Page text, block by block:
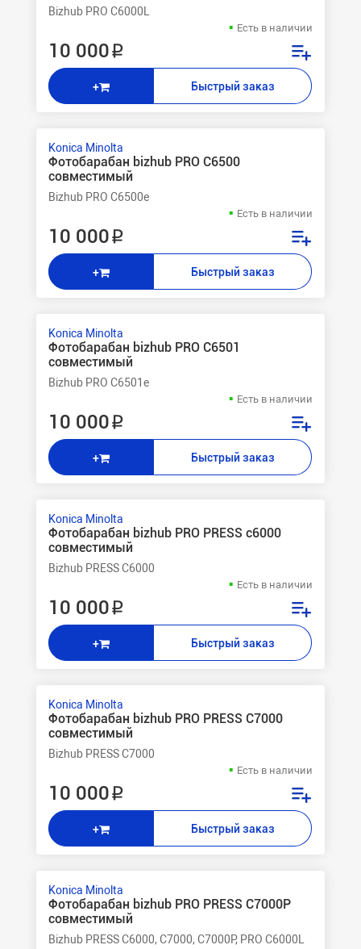
Bizhub PRO C6000L
Есть в наличии
10 000 ₽
+ Быстрый заказ
Konica Minolta
Фотобарабан bizhub PRO C6500
совместимый
Bizhub PRO C6500e
Есть в наличии
10 000 ₽
+ Быстрый заказ
Konica Minolta
Фотобарабан bizhub PRO C6501
совместимый
Bizhub PRO C6501e
Есть в наличии
10 000 ₽
+ Быстрый заказ
Konica Minolta
Фотобарабан bizhub PRO PRESS c6000
совместимый
Bizhub PRESS C6000
Есть в наличии
10 000 ₽
+ Быстрый заказ
Konica Minolta
Фотобарабан bizhub PRO PRESS C7000
совместимый
Bizhub PRESS C7000
Есть в наличии
10 000 ₽
+ Быстрый заказ
Konica Minolta
Фотобарабан bizhub PRO PRESS C7000P
совместимый
Bizhub PRESS C6000, C7000, C7000P, PRO C6000L